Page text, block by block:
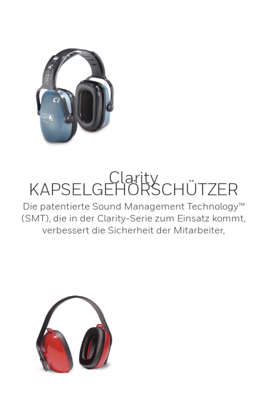
Clarity
KAPSELGEHÖRSCHÜTZER
Die patentierte Sound Management Technology™
(SMT), die in der Clarity-Serie zum Einsatz kommt,
verbessert die Sicherheit der Mitarbeiter,